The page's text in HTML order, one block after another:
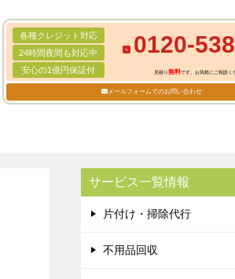
各種クレジット対応
24時間夜間も対応中
安心の1億円保証付
0120-
見積り無料です。お気軽にご相談く
メールフォームでのお問い合わせ
サービス一覧情報
片付け・掃除代行
不用品回収